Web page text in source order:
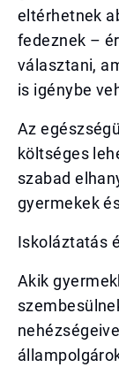
eltérhetnek
fedeznek –
választani,
is igénybe
Az
költséges
szabad
gyermekek
Iskoláztatás
Akik